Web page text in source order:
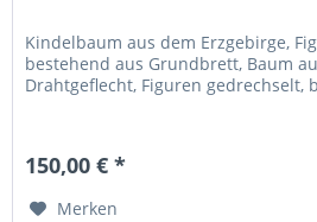
Kindelbaum aus dem Erzgebirge,
bestehend aus Grundbrett, Baum
Drahtgeflecht, Figuren gedrechselt,
150,00 € *
Merken